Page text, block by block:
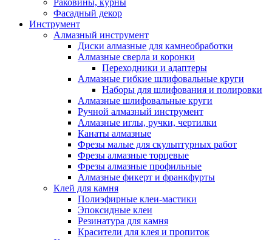
Раковины, курны
Фасадный декор
Инструмент
Алмазный инструмент
Диски алмазные для камнеобработки
Алмазные сверла и коронки
Переходники и адаптеры
Алмазные гибкие шлифовальные круги
Наборы для шлифования и полировки
Алмазные шлифовальные круги
Ручной алмазный инструмент
Алмазные иглы, ручки, чертилки
Канаты алмазные
Фрезы малые для скульптурных работ
Фрезы алмазные торцевые
Фрезы алмазные профильные
Алмазные фикерт и франкфурты
Клей для камня
Полиэфирные клеи-мастики
Эпоксидные клеи
Резинатура для камня
Красители для клея и пропиток